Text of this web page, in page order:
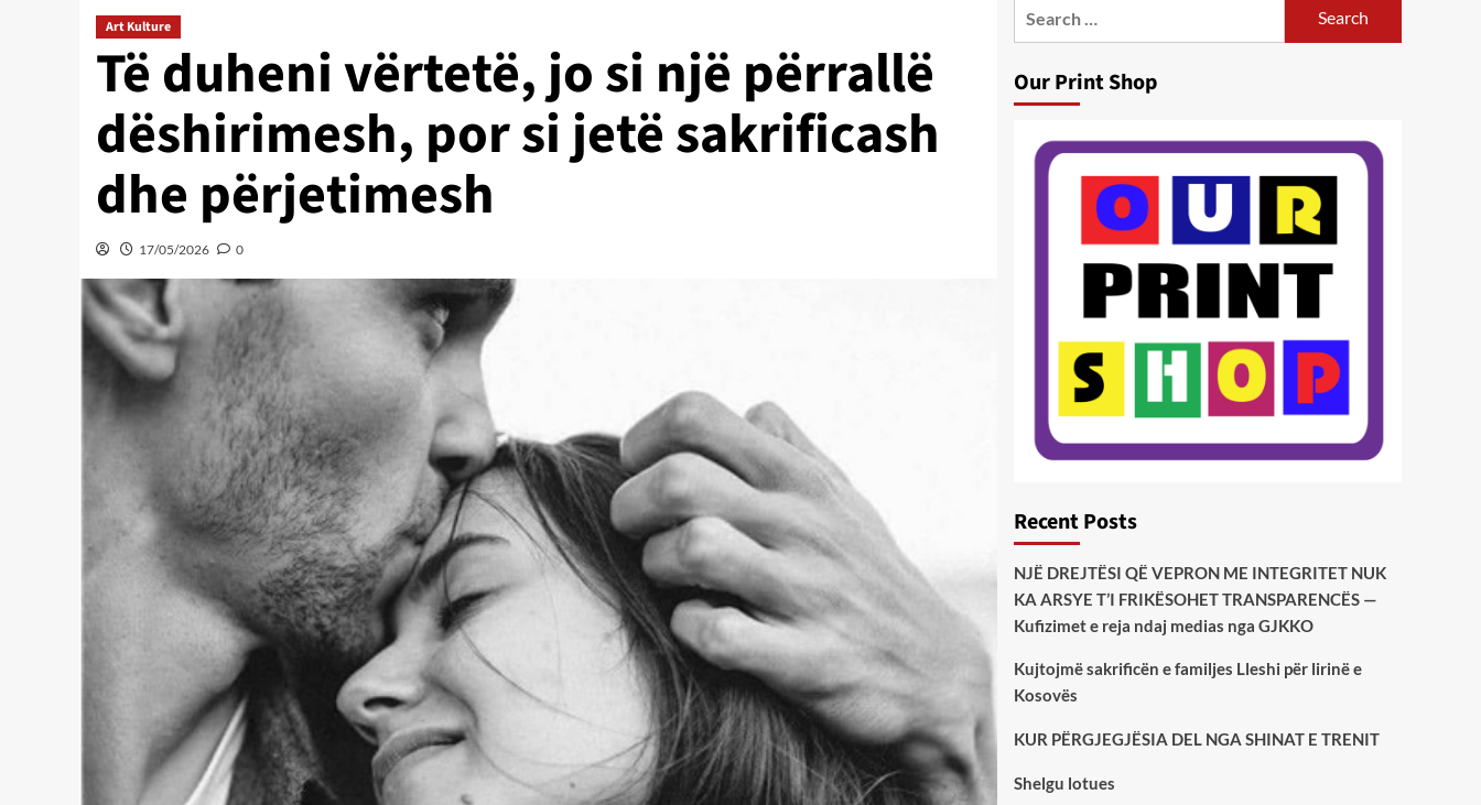
Art Kulture
Të duheni vërtetë, jo si një përrallë
dëshirimesh, por si jetë sakrificash
dhe përjetimesh
17/05/2026 0
Our Print Shop
Recent Posts
NJË DREJTËSI QË VEPRON ME INTEGRITET NUK
KA ARSYE T’I FRIKËSOHET TRANSPARENCËS —
Kufizimet e reja ndaj medias nga GJKKO
Kujtojmë sakrificën e familjes Lleshi për lirinë e
Kosovës
KUR PËRGJEGJËSIA DEL NGA SHINAT E TRENIT
Shelgu lotues